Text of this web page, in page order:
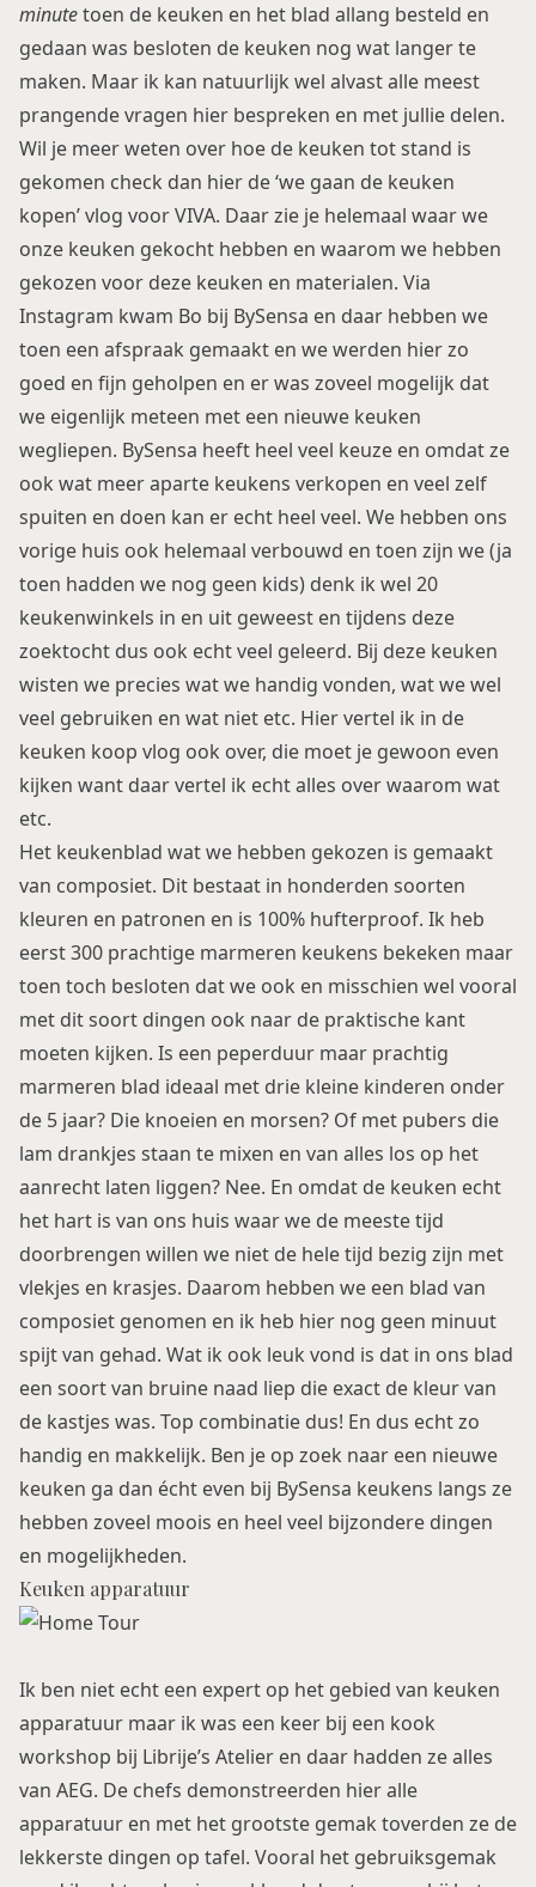
minutetoen de keuken en het blad allang besteld en
gedaan was besloten de keuken nog wat langer te
maken. Maar ik kan natuurlijk wel alvast alle meest
prangende vragen hier bespreken en met jullie delen.
Wil je meer weten over hoe de keuken tot stand is
gekomen check dan hier de ‘we gaan de keuken
kopen’ vlog voor VIVA. Daar zie je helemaal waar we
onze keuken gekocht hebben en waarom we hebben
gekozen voor deze keuken en materialen. Via
Instagram kwam Bo bij BySensa en daar hebben we
toen een afspraak gemaakt en we werden hier zo
goed en fijn geholpen en er was zoveel mogelijk dat
we eigenlijk meteen met een nieuwe keuken
wegliepen. BySensa heeft heel veel keuze en omdat ze
ook wat meer aparte keukens verkopen en veel zelf
spuiten en doen kan er echt heel veel. We hebben ons
vorige huis ook helemaal verbouwd en toen zijn we (ja
toen hadden we nog geen kids) denk ik wel 20
keukenwinkels in en uit geweest en tijdens deze
zoektocht dus ook echt veel geleerd. Bij deze keuken
wisten we precies wat we handig vonden, wat we wel
veel gebruiken en wat niet etc. Hier vertel ik in de
keuken koop vlog ook over, die moet je gewoon even
kijken want daar vertel ik echt alles over waarom wat
etc.
Het keukenblad wat we hebben gekozen is gemaakt
van composiet. Dit bestaat in honderden soorten
kleuren en patronen en is 100% hufterproof. Ik heb
eerst 300 prachtige marmeren keukens bekeken maar
toen toch besloten dat we ook en misschien wel vooral
met dit soort dingen ook naar de praktische kant
moeten kijken. Is een peperduur maar prachtig
marmeren blad ideaal met drie kleine kinderen onder
de 5 jaar? Die knoeien en morsen? Of met pubers die
lam drankjes staan te mixen en van alles los op het
aanrecht laten liggen? Nee. En omdat de keuken echt
het hart is van ons huis waar we de meeste tijd
doorbrengen willen we niet de hele tijd bezig zijn met
vlekjes en krasjes. Daarom hebben we een blad van
composiet genomen en ik heb hier nog geen minuut
spijt van gehad. Wat ik ook leuk vond is dat in ons blad
een soort van bruine naad liep die exact de kleur van
de kastjes was. Top combinatie dus! En dus echt zo
handig en makkelijk. Ben je op zoek naar een nieuwe
keuken ga dan écht even bij BySensa keukens langs ze
hebben zoveel moois en heel veel bijzondere dingen
en mogelijkheden.
Keuken apparatuur
Ik ben niet echt een expert op het gebied van keuken
apparatuur maar ik was een keer bij een kook
workshop bij Librije’s Atelier en daar hadden ze alles
van AEG. De chefs demonstreerden hier alle
apparatuur en met het grootste gemak toverden ze de
lekkerste dingen op tafel. Vooral het gebruiksgemak